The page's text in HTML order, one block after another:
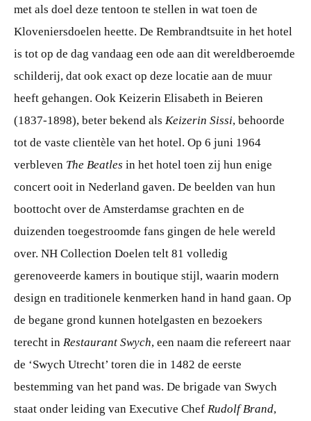
met als doel deze tentoon te stellen in wat toen de
Kloveniersdoelen heette. De Rembrandtsuite in het hotel
is tot op de dag vandaag een ode aan dit wereldberoemde
schilderij, dat ook exact op deze locatie aan de muur
heeft gehangen. Ook Keizerin Elisabeth in Beieren
(1837-1898), beter bekend als Keizerin Sissi, behoorde
tot de vaste clientèle van het hotel. Op 6 juni 1964
verbleven The Beatles in het hotel toen zij hun enige
concert ooit in Nederland gaven. De beelden van hun
boottocht over de Amsterdamse grachten en de
duizenden toegestroomde fans gingen de hele wereld
over. NH Collection Doelen telt 81 volledig
gerenoveerde kamers in boutique stijl, waarin modern
design en traditionele kenmerken hand in hand gaan. Op
de begane grond kunnen hotelgasten en bezoekers
terecht in Restaurant Swych, een naam die refereert naar
de ‘Swych Utrecht’ toren die in 1482 de eerste
bestemming van het pand was. De brigade van Swych
staat onder leiding van Executive Chef Rudolf Brand,